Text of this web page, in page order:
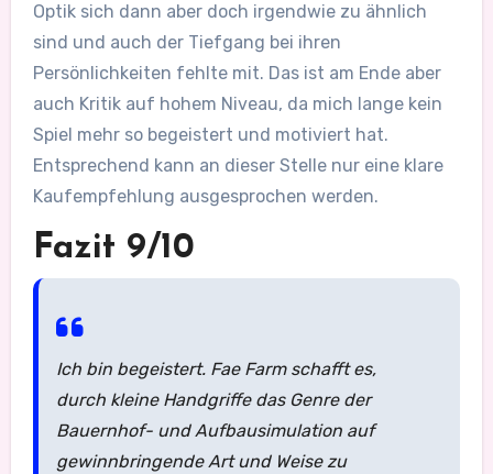
Optik sich dann aber doch irgendwie zu ähnlich
sind und auch der Tiefgang bei ihren
Persönlichkeiten fehlte mit. Das ist am Ende aber
auch Kritik auf hohem Niveau, da mich lange kein
Spiel mehr so begeistert und motiviert hat.
Entsprechend kann an dieser Stelle nur eine klare
Kaufempfehlung ausgesprochen werden.
Fazit 9/10
Ich bin begeistert. Fae Farm schafft es,
durch kleine Handgriffe das Genre der
Bauernhof- und Aufbausimulation auf
gewinnbringende Art und Weise zu